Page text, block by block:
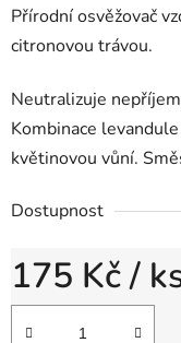
Přírodní osvěžovač
citronovou trávou.
Neutralizuje
Kombinace
květinovou vůní.
Dostupnost
175 Kč/
Měrná cena: